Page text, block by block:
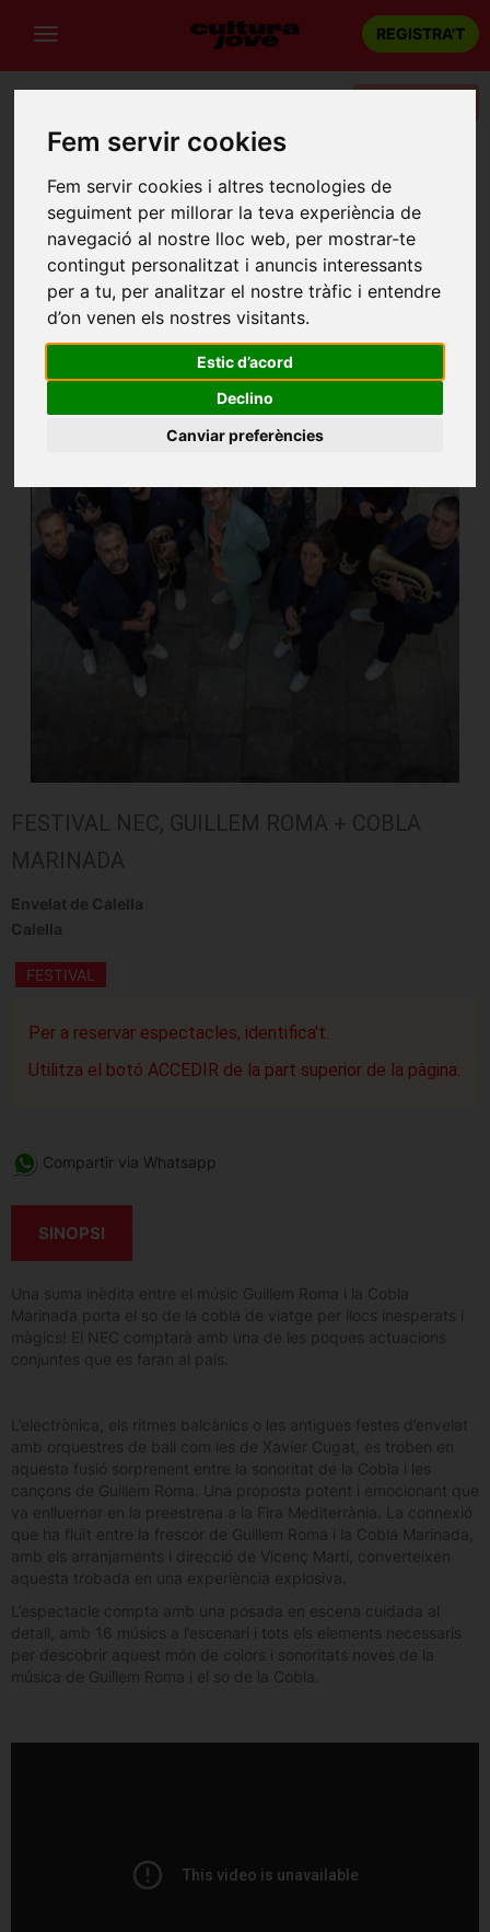
Fem servir cookies
Fem servir cookies i altres tecnologies de
seguiment per millorar la teva experiència de
navegació al nostre lloc web, per mostrar-te
contingut personalitzat i anuncis interessants
per a tu, per analitzar el nostre tràfic i entendre
d’on venen els nostres visitants.
Estic d’acord
Declino
Canviar preferències
REGISTRA'T
Portada Música
Barcelona
FESTIVAL NEC, GUILLEM ROMA + COBLA MARINADA
FESTIVAL NEC, GUILLEM ROMA + COBLA
MARINADA
Envelat de Calella
Calella
FESTIVAL
Per a reservar espectacles, identifica't.
Utilitza el botó ACCEDIR de la part superior de la pàgina.
Compartir via Whatsapp
SINOPSI
Una suma inèdita entre el músic Guillem Roma i la Cobla
Marinada porta el so de la cobla de viatge per llocs inesperats i
màgics! El NEC comptarà amb una de les poques actuacions
conjuntes que es faran al país.
L’electrònica, els ritmes balcànics o les antigues festes d’envelat
amb orquestres de ball com les de Xavier Cugat, es troben en
aquesta fusió sorprenent entre la sonoritat de la Cobla i les
cançons de Guillem Roma. Una proposta potent i emocionant que
va enlluernar en la preestrena a la Fira Mediterrània. La connexió
que ha fluït entre la frescor de Guillem Roma i la Cobla Marinada,
amb els arranjaments i direcció de Vicenç Martí, converteixen
aquesta trobada en una experiència explosiva.
L’espectacle compta amb una posada en escena cuidada al
detall, amb 16 músics a l’escenari i tots els elements necessaris
per descobrir aquest món de colors i sonoritats noves de la
música de Guillem Roma i el so de la Cobla.